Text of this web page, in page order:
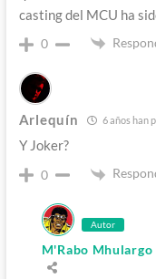
casting del MCU ha
0
Arlequín 6 años han
Y Joker?
0
Autor
M'Rabo Mhulargo